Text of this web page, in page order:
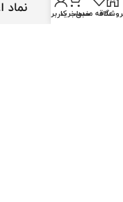
علاقه مندیسبد خرید
حساب کاربری من